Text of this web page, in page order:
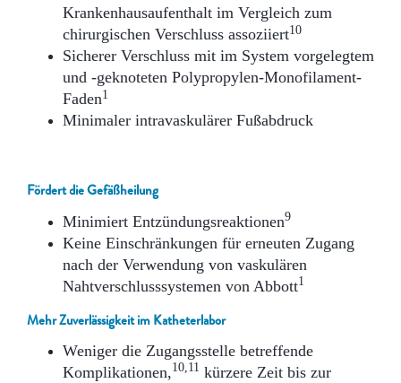
Krankenhausaufenthalt im Vergleich zum
chirurgischen Verschluss assoziiert10
Sicherer Verschluss mit im System vorgelegtem
und -geknoteten Polypropylen-Monofilament-
Faden1
Minimaler intravaskulärer Fußabdruck
Fördert die Gefäßheilung
Minimiert Entzündungsreaktionen9
Keine Einschränkungen für erneuten Zugang
nach der Verwendung von vaskulären
Nahtverschlusssystemen von Abbott1
Mehr Zuverlässigkeit im Katheterlabor
Weniger die Zugangsstelle betreffende
Komplikationen, 10,11 kürzere Zeit bis zur